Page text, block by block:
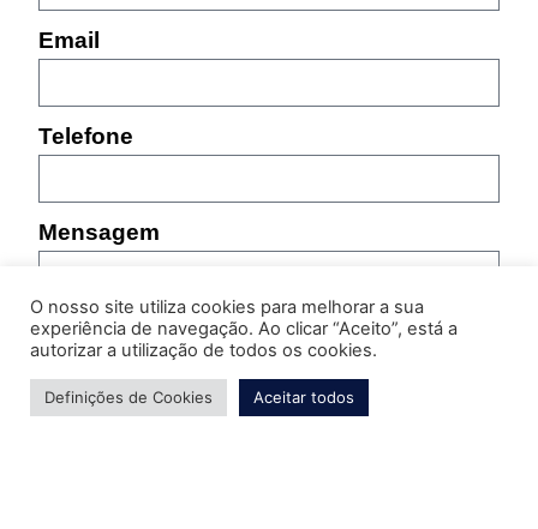
O nosso site utiliza cookies para melhorar a sua
experiência de navegação. Ao clicar “Aceito”, está a
autorizar a utilização de todos os cookies.
Definições de Cookies Aceitar todos
Email
Telefone
Mensagem
Por favor, indique as características do produto sobre